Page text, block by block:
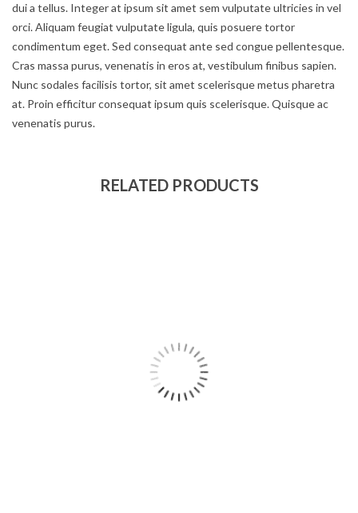
dui a tellus. Integer at ipsum sit amet sem vulputate ultricies in vel
orci. Aliquam feugiat vulputate ligula, quis posuere tortor
condimentum eget. Sed consequat ante sed congue pellentesque.
Cras massa purus, venenatis in eros at, vestibulum finibus sapien.
Nunc sodales facilisis tortor, sit amet scelerisque metus pharetra
at. Proin efficitur consequat ipsum quis scelerisque. Quisque ac
venenatis purus.
RELATED PRODUCTS